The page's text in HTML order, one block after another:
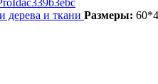
дерева и ткани Размеры: